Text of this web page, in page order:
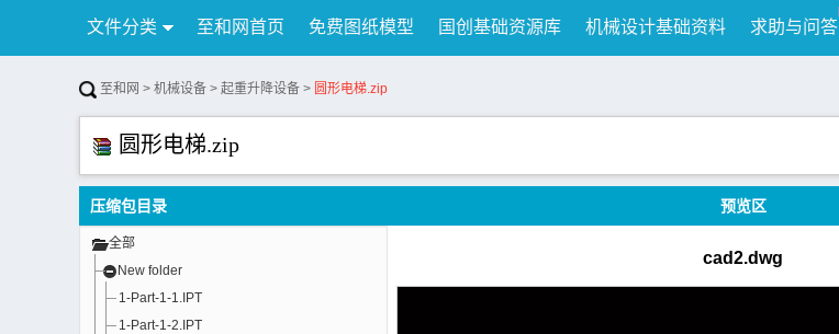
文件分类 至和网首页 免费图纸模型 国创基础资源库 机械设计基础资料 求助与问答
行业资讯 公告 联系我们
至和网 > 机械设备 > 起重升降设备 > 圆形电梯.zip
圆形电梯.zip
压缩包目录 预览区
全部
New folder
1-Part-1-1.IPT
1-Part-1-2.IPT
cad2.dwg